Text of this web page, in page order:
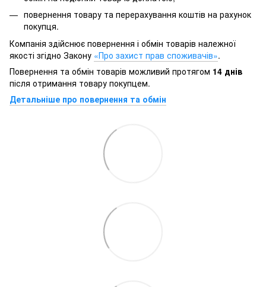
повернення товару та перерахування коштів на рахунок
покупця.
Компанія здійснює повернення і обмін товарів належної
якості згідно Закону «Про захист прав споживачів».
Повернення та обмін товарів можливий протягом 14 днів
після отримання товару покупцем.
Детальніше про повернення та обмін